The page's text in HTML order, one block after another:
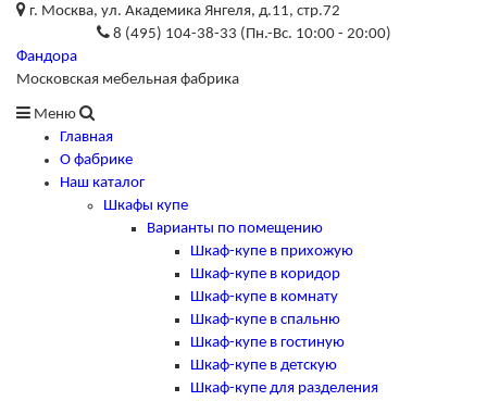
г. Москва, ул. Академика Янгеля, д.11, стр.72
8 (495) 104-38-33 (Пн.-Вс. 10:00 - 20:00)
Фандора
Московская мебельная фабрика
Меню
Главная
О фабрике
Наш каталог
Шкафы купе
Варианты по помещению
Шкаф-купе в прихожую
Шкаф-купе в коридор
Шкаф-купе в комнату
Шкаф-купе в спальню
Шкаф-купе в гостиную
Шкаф-купе в детскую
Шкаф-купе для разделения